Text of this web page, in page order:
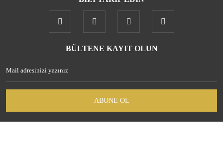
BÜLTENE KAYIT OLUN
ABONE OL